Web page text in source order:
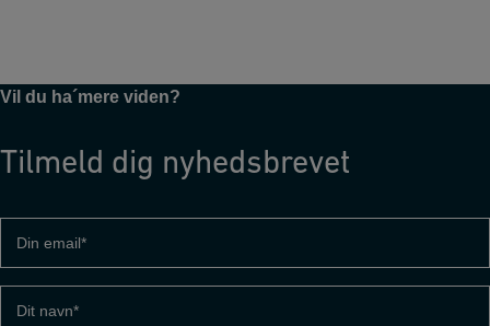
Vil du ha´mere viden?
Tilmeld dig nyhedsbrevet
(Påkrævet)